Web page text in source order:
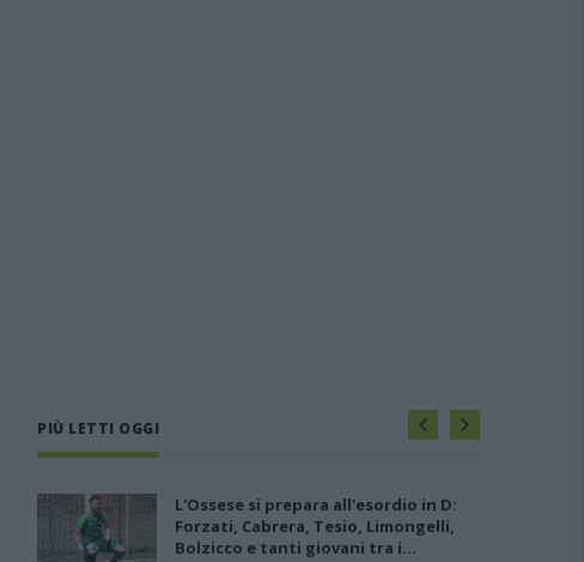
PIÙ LETTI OGGI
L'Ossese si prepara all'esordio in D:
Forzati, Cabrera, Tesio, Limongelli,
Bolzicco e tanti giovani tra i…